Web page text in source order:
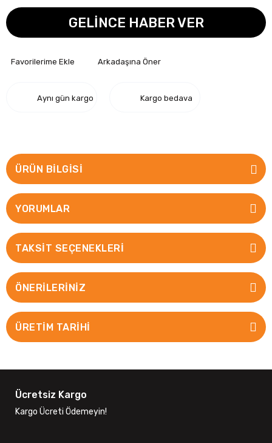
GELİNCE HABER VER
Arkadaşına Öner
Aynı gün kargo Kargo bedava
ÜRÜN BILGISI
YORUMLAR
TAKSIT SEÇENEKLERI
ÖNERILERINIZ
ÜRETİM TARİHİ
Ücretsiz Kargo
Kargo Ücreti Ödemeyin!